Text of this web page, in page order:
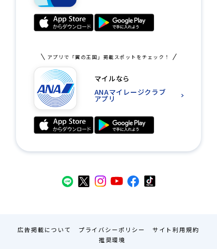
アプリで「翼の王国」掲載スポットをチェック！
マイルなら
ANAマイレージクラブ
アプリ
広告掲載について プライバシーポリシー
サイト利用規約
推奨環境